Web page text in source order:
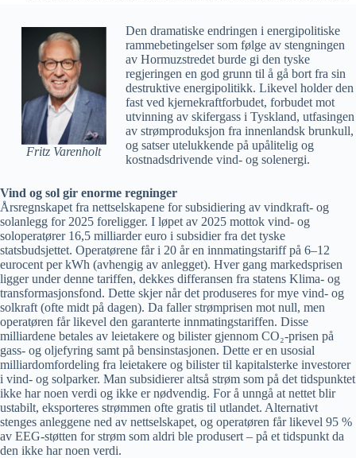
Fritz Varenholt
Den dramatiske endringen i energipolitiske
rammebetingelser som følge av stengningen
av Hormuzstredet burde gi den tyske
regjeringen en god grunn til å gå bort fra sin
destruktive energipolitikk. Likevel holder den
fast ved kjernekraftforbudet, forbudet mot
utvinning av skifergass i Tyskland, utfasingen
av strømproduksjon fra innenlandsk brunkull,
og satser utelukkende på upålitelig og
kostnadsdrivende vind- og solenergi.
Vind og sol gir enorme regninger
Årsregnskapet fra nettselskapene for subsidiering av vindkraft- og
solanlegg for 2025 foreligger. I løpet av 2025 mottok vind- og
soloperatører 16,5 milliarder euro i subsidier fra det tyske
statsbudsjettet. Operatørene får i 20 år en innmatingstariff på 6–12
eurocent per kWh (avhengig av anlegget). Hver gang markedsprisen
ligger under denne tariffen, dekkes differansen fra statens Klima- og
transformasjonsfond. Dette skjer når det produseres for mye vind- og
solkraft (ofte midt på dagen). Da faller strømprisen mot null, men
operatøren får likevel den garanterte innmatingstariffen. Disse
milliardene betales av leietakere og bilister gjennom CO₂-prisen på
gass- og oljefyring samt på bensinstasjonen. Dette er en usosial
milliardomfordeling fra leietakere og bilister til kapitalsterke investorer
i vind- og solparker. Man subsidierer altså strøm som på det tidspunktet
ikke har noen verdi og ikke er nødvendig. For å unngå at nettet blir
ustabilt, eksporteres strømmen ofte gratis til utlandet. Alternativt
stenges anleggene ned av nettselskapet, og operatøren får likevel 95 %
av EEG-støtten for strøm som aldri ble produsert – på et tidspunkt da
den ikke har noen verdi.